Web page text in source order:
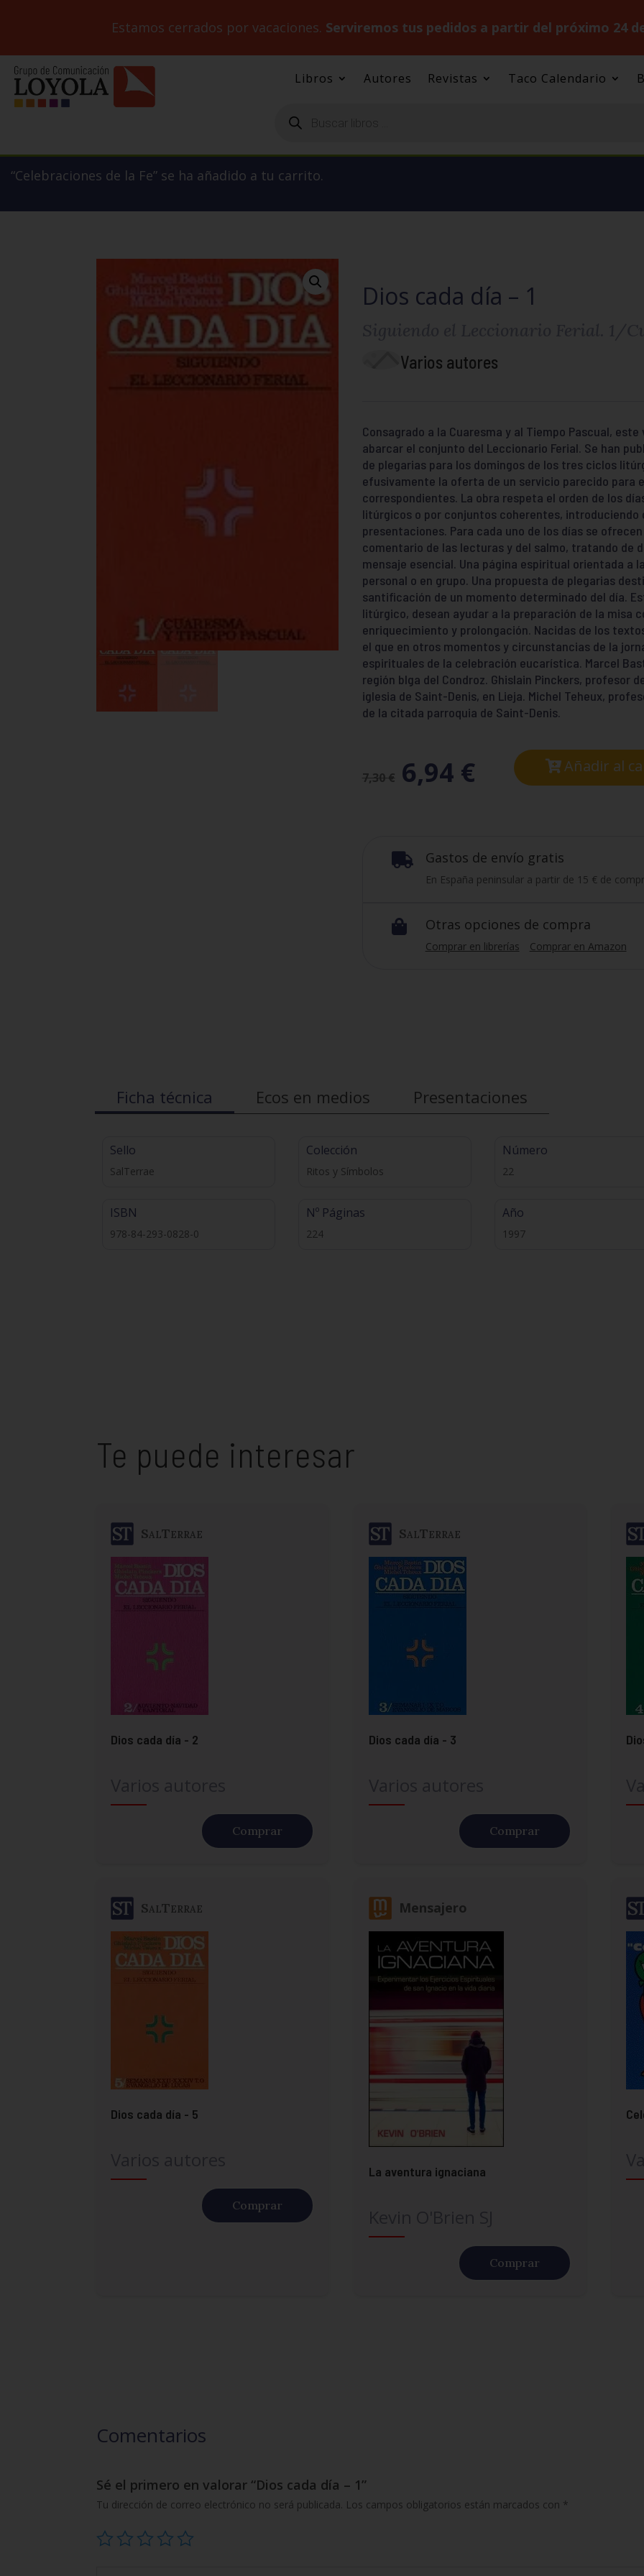
Estamos cerrados por vacaciones. Serviremos tus pedidos a partir del próximo 24
Libros Autores Revistas Taco Calendario
productos
“Celebraciones de la Fe” se ha añadido a tu carrito.
Dios cada día – 1
Varios autores
Consagrado a la Cuaresma y al Tiempo Pascual,
abarcar el conjunto del Leccionario Ferial. Se han
de plegarias para los domingos de los tres ciclos
efusivamente la oferta de un servicio parecido para
correspondientes. La obra respeta el orden de los
litúrgicos o por conjuntos coherentes, introduciendo
presentaciones. Para cada uno de los días se
comentario de las lecturas y del salmo, tratando de
mensaje esencial. Una página espiritual orientada a
personal o en grupo. Una propuesta de plegarias
santificación de un momento determinado del día.
litúrgico, desean ayudar a la preparación de la misa
enriquecimiento y prolongación. Nacidas de los
el que en otros momentos y circunstancias de la
espirituales de la celebración eucarística. Marcel
región blga del Condroz. Ghislain Pinckers, profesor
iglesia de Saint-Denis, en Lieja. Michel Teheux,
de la citada parroquia de Saint-Denis.
7,30€ 6,94 € Añadir al
 Gastos de envío gratis
En España peninsular a partir de 15 € de
 Otras opciones de compra
Comprar en librerías Comprar en Amazon
Ficha técnica Ecos en medios Presentaciones
Sello
SalTerrae
ISBN
978-84-293-0828-0
Colección
Ritos y Símbolos
Nº Páginas
224
Número
22
Año
1997
Te puede interesar
SalTerrae
Dios cada día - 2
Comprar
SalTerrae
Dios cada día - 3
Comprar
SalTerrae
Dios cada día - 5
Comprar
Mensajero
La aventura ignaciana
Comprar
Comentarios
Sé el primero en valorar “Dios cada día – 1”
Tu dirección de correo electrónico no será publicada. Los campos obligatorios están marcados con *